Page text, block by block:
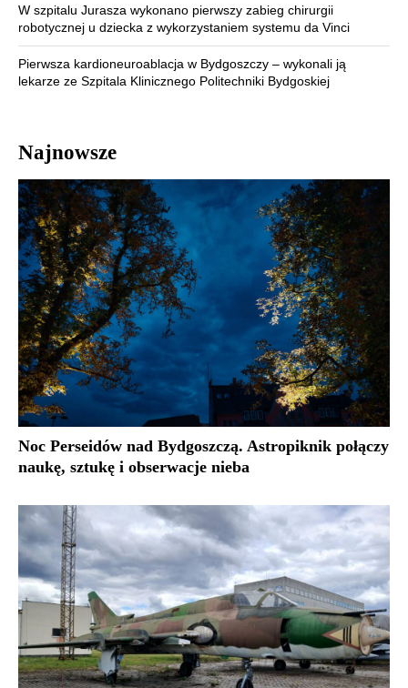
W szpitalu Jurasza wykonano pierwszy zabieg chirurgii
robotycznej u dziecka z wykorzystaniem systemu da Vinci
Pierwsza kardioneuroablacja w Bydgoszczy – wykonali ją
lekarze ze Szpitala Klinicznego Politechniki Bydgoskiej
Najnowsze
Noc Perseidów nad Bydgoszczą. Astropiknik połączy
naukę, sztukę i obserwacje nieba